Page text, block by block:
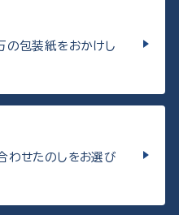
の包装紙をおかけし
わせたのしをお選び